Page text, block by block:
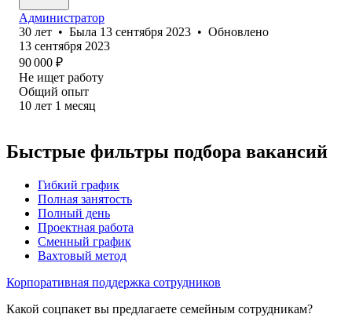
Администратор
30 лет • Была 13 сентября 2023 • Обновлено
13 сентября 2023
90 000 ₽
Не ищет работу
Общий опыт
10 лет 1 месяц
Быстрые фильтры подбора вакансий
Гибкий график
Полная занятость
Полный день
Проектная работа
Сменный график
Вахтовый метод
Корпоративная поддержка сотрудников
Какой соцпакет вы предлагаете семейным сотрудникам?